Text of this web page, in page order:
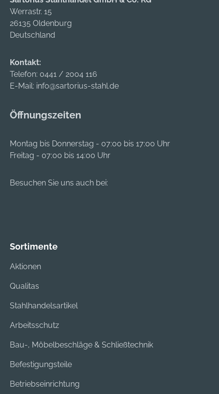
Werrastr. 15
26135 Oldenburg
Deutschland
Kontakt:
Telefon: 0441 / 2004 116
E-Mail: info@sartorius-stahl.de
Öffnungszeiten
Montag bis Donnerstag - 07:00 bis 17:00 Uhr
Freitag - 07:00 bis 14:00 Uhr
Besuchen Sie uns auch bei:
Sortimente
Aktionen
Qualitas
Stahlhandelsartikel
Arbeitsschutz
Bau-, Möbelbeschläge & Schließtechnik
Befestigungsteile
Betriebseinrichtung